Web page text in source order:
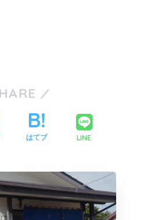
はてブ LINE